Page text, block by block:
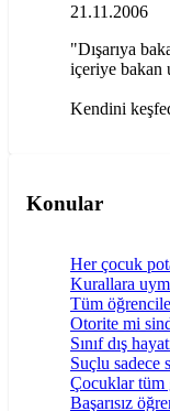
21.11.2006
"Dışarıya
içeriye bakan
Kendini
Konular
Her çocuk
Kurallara
Tüm
Otorite mi
Sınıf dış
Suçlu sadece
Çocuklar tüm
Başarısız